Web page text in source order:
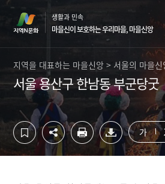
컨
영
바
기
하
역
로
생활과 민속
마을신이 보호하는 우리마을, 마을신앙
지역을 대표하는 마을신앙 > 서울의 마을신
서울 용산구 한남동 부군당굿
가